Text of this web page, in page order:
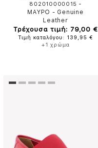
802010000015 -
ΜΑΥΡΟ - Genuine
Leather
Τρέχουσα τιμή: 79,00 €
Τιμή καταλόγου: 139,95 €
+1 χρώμα